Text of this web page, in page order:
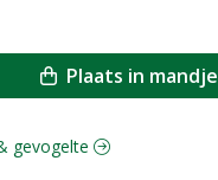
Plaats in mandje
gevogelte